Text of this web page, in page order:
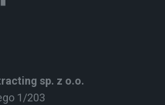
sp. z o.o.
1/203